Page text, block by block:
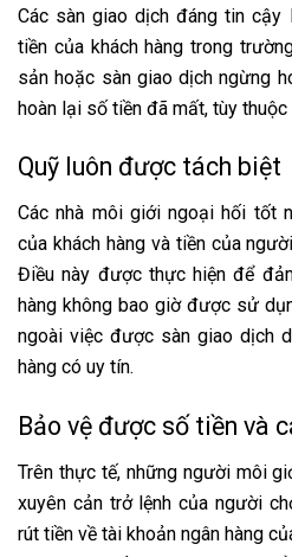
Các sàn giao dịch đáng tin cậy
tiền của khách hàng trong
sản hoặc sàn giao dịch ngừng
hoàn lại số tiền đã mất, tùy thuộc
Quỹ luôn được tách biệt
Các nhà môi giới ngoại hối tốt
của khách hàng và tiền của
Điều này được thực hiện để
hàng không bao giờ được sử
ngoài việc được sàn giao dịch
hàng có uy tín.
Bảo vệ được số tiền và
Trên thực tế, những người môi
xuyên cản trở lệnh của người
rút tiền về tài khoản ngân hàng